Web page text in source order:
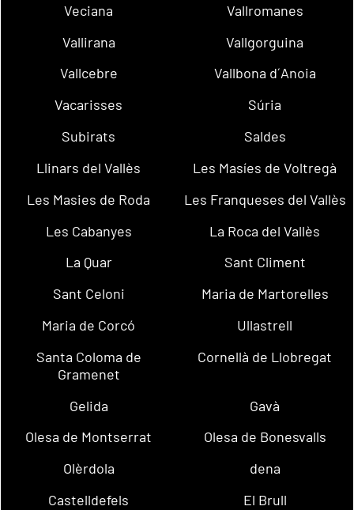
Veciana
Vallromanes
Vallirana
Vallgorguina
Vallcebre
Vallbona d´Anoia
Vacarisses
Súria
Subirats
Saldes
Llinars del Vallès
Les Masíes de Voltregà
Les Masies de Roda
Les Franqueses del Vallès
Les Cabanyes
La Roca del Vallès
La Quar
Sant Climent
Sant Celoni
Maria de Martorelles
Maria de Corcó
Ullastrell
Santa Coloma de
Gramenet
Cornellà de Llobregat
Gelida
Gavà
Olesa de Montserrat
Olesa de Bonesvalls
Olèrdola
dena
Castelldefels
El Brull